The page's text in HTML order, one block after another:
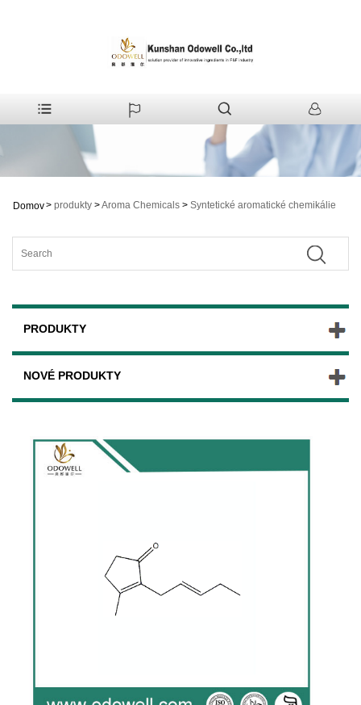
Domov> produkty >Aroma Chemicals > Syntetické aromatické chemikálie
PRODUKTY
NOVÉ PRODUKTY